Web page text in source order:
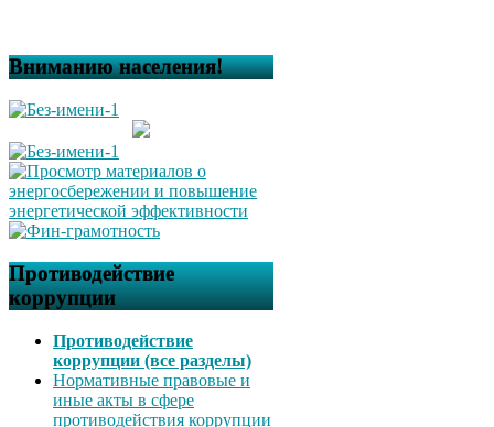
Вниманию населения!
Противодействие
коррупции
Противодействие
коррупции (все разделы)
Нормативные правовые и
иные акты в сфере
противодействия коррупции